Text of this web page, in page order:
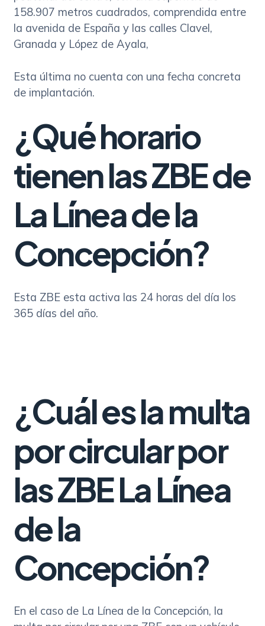
158.907 metros cuadrados, comprendida entre
la avenida de España y las calles Clavel,
Granada y López de Ayala,
Esta última no cuenta con una fecha concreta
de implantación.
¿Qué horario
tienen las ZBE de
La Línea de la
Concepción?
Esta ZBE esta activa las 24 horas del día los
365 días del año.
¿Cuál es la multa
por circular por
las ZBE La Línea
de la
Concepción?
En el caso de La Línea de la Concepción, la